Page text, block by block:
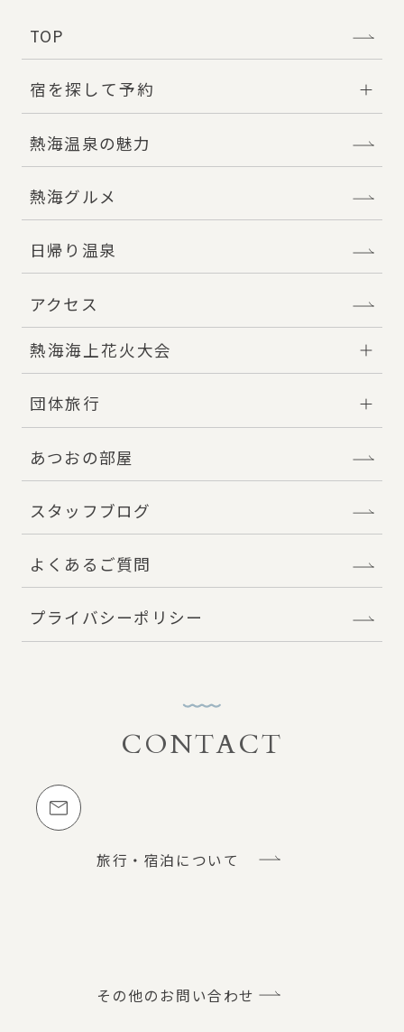
TOP
宿を探して予約
熱海温泉の魅力
熱海グルメ
日帰り温泉
アクセス
熱海海上花火大会
団体旅行
あつおの部屋
スタッフブログ
よくあるご質問
プライバシーポリシー
お問い合わせCONTACT
メールでのお問い合わせ
旅行・宿泊について
その他のお問い合わせ